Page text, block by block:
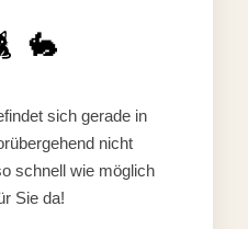
🐇
sich gerade in
nicht
schnell wie möglich
Sie da!